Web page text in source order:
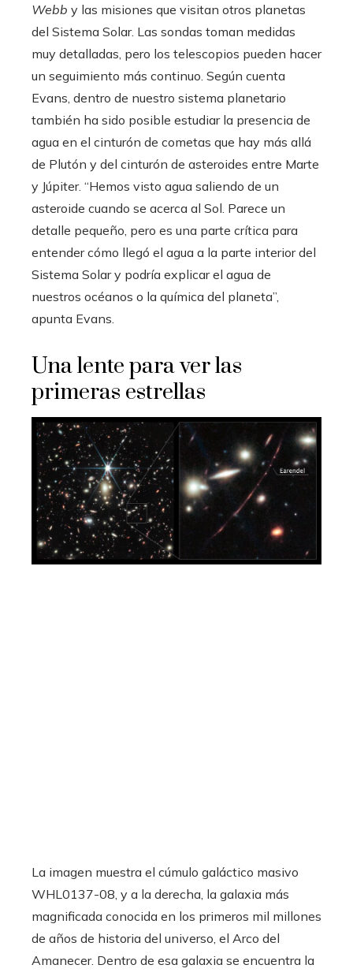
Webb y las misiones que visitan otros planetas
del Sistema Solar. Las sondas toman medidas
muy detalladas, pero los telescopios pueden hacer
un seguimiento más continuo. Según cuenta
Evans, dentro de nuestro sistema planetario
también ha sido posible estudiar la presencia de
agua en el cinturón de cometas que hay más allá
de Plutón y del cinturón de asteroides entre Marte
y Júpiter. “Hemos visto agua saliendo de un
asteroide cuando se acerca al Sol. Parece un
detalle pequeño, pero es una parte crítica para
entender cómo llegó el agua a la parte interior del
Sistema Solar y podría explicar el agua de
nuestros océanos o la química del planeta”,
apunta Evans.
Una lente para ver las
primeras estrellas
La imagen muestra el cúmulo galáctico masivo
WHL0137-08, y a la derecha, la galaxia más
magnificada conocida en los primeros mil millones
de años de historia del universo, el Arco del
Amanecer. Dentro de esa galaxia se encuentra la